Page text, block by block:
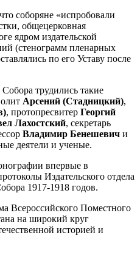
соборяне «испробовали
общецерковная
ядром издательской
(стенограмм пленарных
по его Уставу после
трудились такие
Арсений (Стадницкий),
, протопресвитер Георгий
Лахостский, секретарь
Владимир Бенешевич и
деятели и ученые.
впервые в
Издательского отдела
1917-1918 годов.
Всероссийского Поместного
на широкий круг
историей и